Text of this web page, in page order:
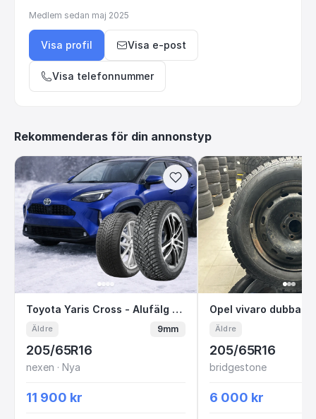
Medlem sedan maj 2025
Visa profil Visa e-post
Visa telefonnummer
Rekommenderas för din annonstyp
Toyota Yaris Cross - Alufälg & vinterdäck
Toyota Yaris Cross - Alufälg & vinterdäck FRÅN 11.900
Äldre 9mm
205/65R16
nexen · Nya
11 900 kr
Opel vivaro
Opel vivaro dubbat
Äldre
205/65R16
bridgestone
6 000 kr